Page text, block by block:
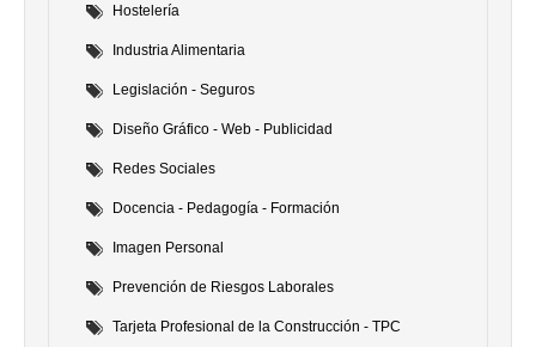
Hostelería
Industria Alimentaria
Legislación - Seguros
Diseño Gráfico - Web - Publicidad
Redes Sociales
Docencia - Pedagogía - Formación
Imagen Personal
Prevención de Riesgos Laborales
Tarjeta Profesional de la Construcción - TPC